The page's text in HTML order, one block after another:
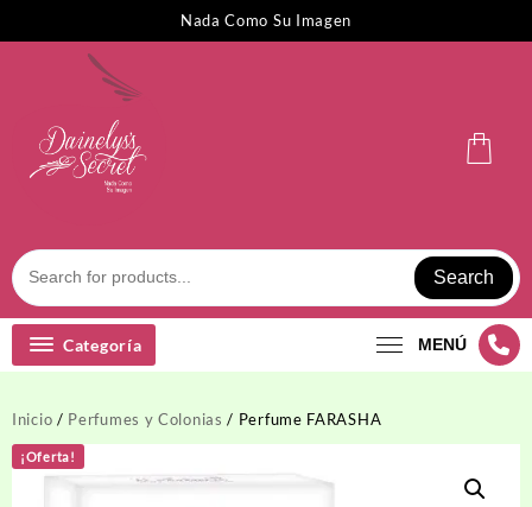
Nada Como Su Imagen
Search
Categoría MENÚ
Inicio / Perfumes y Colonias / Perfume FARASHA
¡Oferta!